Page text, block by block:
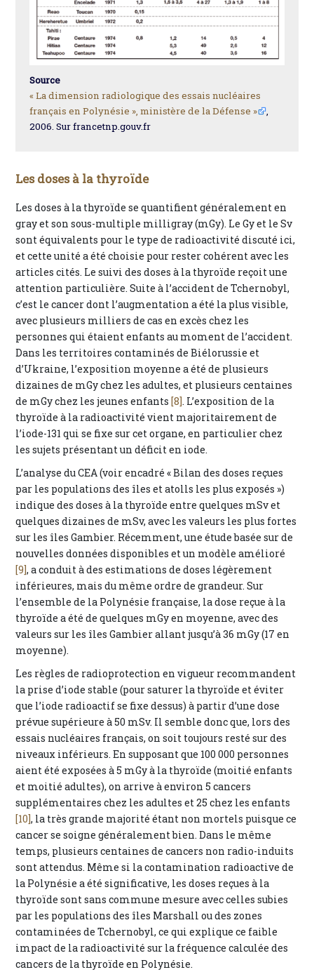
Source
« La dimension radiologique des essais nucléaires
français en Polynésie », ministère de la Défense »
,
2006. Sur francetnp.gouv.fr
Les doses à la thyroïde
Les doses à la thyroïde se quantifient généralement en
gray et son sous-multiple milligray (mGy). Le Gy et le Sv
sont équivalents pour le type de radioactivité discuté ici,
et cette unité a été choisie pour rester cohérent avec les
articles cités. Le suivi des doses à la thyroïde reçoit une
attention particulière. Suite à l’accident de Tchernobyl,
c’est le cancer dont l’augmentation a été la plus visible,
avec plusieurs milliers de cas en excès chez les
personnes qui étaient enfants au moment de l’accident.
Dans les territoires contaminés de Biélorussie et
d’Ukraine, l’exposition moyenne a été de plusieurs
dizaines de mGy chez les adultes, et plusieurs centaines
de mGy chez les jeunes enfants[8]. L’exposition de la
thyroïde à la radioactivité vient majoritairement de
l’iode-131 qui se fixe sur cet organe, en particulier chez
les sujets présentant un déficit en iode.
L’analyse du CEA (voir encadré « Bilan des doses reçues
par les populations des îles et atolls les plus exposés »)
indique des doses à la thyroïde entre quelques mSv et
quelques dizaines de mSv, avec les valeurs les plus fortes
sur les îles Gambier. Récemment, une étude basée sur de
nouvelles données disponibles et un modèle amélioré
[9], a conduit à des estimations de doses légèrement
inférieures, mais du même ordre de grandeur. Sur
l’ensemble de la Polynésie française, la dose reçue à la
thyroïde a été de quelques mGy en moyenne, avec des
valeurs sur les îles Gambier allant jusqu’à 36 mGy (17 en
moyenne).
Les règles de radioprotection en vigueur recommandent
la prise d’iode stable (pour saturer la thyroïde et éviter
que l’iode radioactif se fixe dessus) à partir d’une dose
prévue supérieure à 50 mSv. Il semble donc que, lors des
essais nucléaires français, on soit toujours resté sur des
niveaux inférieurs. En supposant que 100 000 personnes
aient été exposées à 5 mGy à la thyroïde (moitié enfants
et moitié adultes), on arrive à environ 5 cancers
supplémentaires chez les adultes et 25 chez les enfants
[10], la très grande majorité étant non mortels puisque ce
cancer se soigne généralement bien. Dans le même
temps, plusieurs centaines de cancers non radio-induits
sont attendus. Même si la contamination radioactive de
la Polynésie a été significative, les doses reçues à la
thyroïde sont sans commune mesure avec celles subies
par les populations des îles Marshall ou des zones
contaminées de Tchernobyl, ce qui explique ce faible
impact de la radioactivité sur la fréquence calculée des
cancers de la thyroïde en Polynésie.